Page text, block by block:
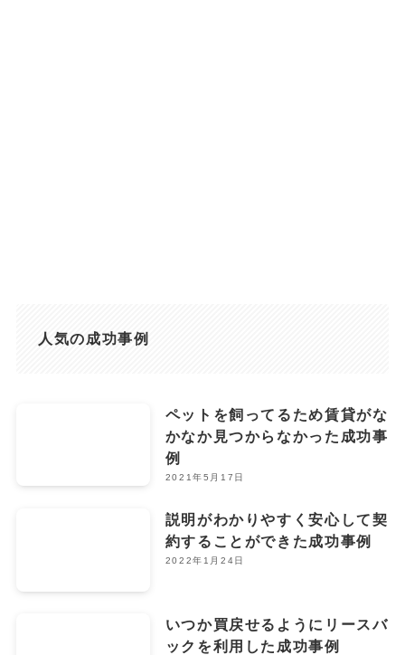
人気の成功事例
ペットを飼ってるため賃貸がな
かなか見つからなかった成功事
例
2021年5月17日
説明がわかりやすく安心して契
約することができた成功事例
2022年1月24日
いつか買戻せるようにリースバ
ックを利用した成功事例